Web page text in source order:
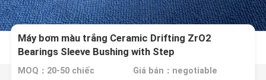
Máy bơm màu trắng Ceramic Drifting ZrO2
Bearings Sleeve Bushing with Step
MOQ：20-50 chiếc Giá bán：negotiable